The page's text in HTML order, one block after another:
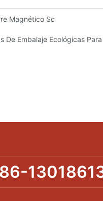
Magnético Son La Mejor
De Embalaje Ecológicas Para